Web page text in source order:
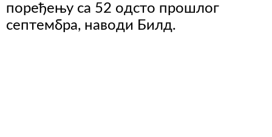
поређењу са 52 одсто прошлог
септембра, наводи Билд.